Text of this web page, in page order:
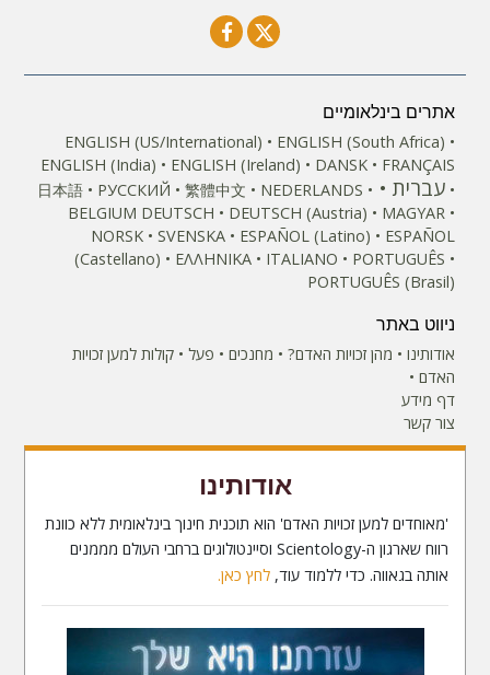
אתרים בינלאומיים
ENGLISH (US/International)
ENGLISH (South Africa)
ENGLISH (India)
ENGLISH (Ireland) DANSK FRANÇAIS
עברית 日本語 РУССКИЙ 繁體中文
NEDERLANDS
BELGIUM DEUTSCH DEUTSCH (Austria)
MAGYAR
NORSK
SVENSKA ESPAÑOL (Latino)
ESPAÑOL
(Castellano)
ΕΛΛΗΝΙΚA ITALIANO
PORTUGUÊS
PORTUGUÊS (Brasil)‎
ניווט באתר
אודותינו
מהן זכויות האדם? מחנכים פעל
קולות למען זכויות
האדם
דף מידע
צור קשר
אודותינו
'מאוחדים למען זכויות האדם' הוא תוכנית חינוך בינלאומית ללא כוונת
רווח שארגון ה-Scientology וסיינטולוגים ברחבי העולם מממנים
אותה בגאווה. כדי ללמוד עוד,לחץ כאן.